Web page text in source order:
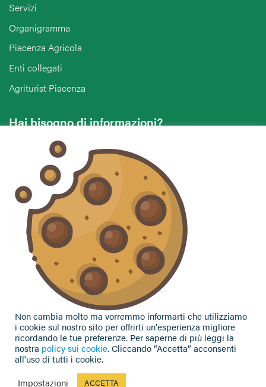
Servizi
Organigramma
Piacenza Agricola
Enti collegati
Agriturist Piacenza
Hai bisogno di informazioni?
Vuoi contattarci per ricevere assistenza, lasciare un
commento o chiedere informazioni?
CONTATTACI
Seguici sui social
Privacy Policy|Cookie Policy
© 2002-2026 CAA Confagricoltura Emilia Romagna srl - P.IVA
Non cambia molto ma vorremmo informarti che utilizziamo
i cookie sul nostro sito per offrirti un'esperienza migliore
ricordando le tue preferenze. Per saperne di più leggi la
nostra policy sui cookie. Cliccando “Accetta” acconsenti
all'uso di tutti i cookie.
Impostazioni
ACCETTA